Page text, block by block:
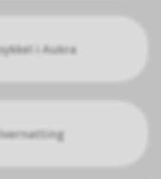
i Aukra